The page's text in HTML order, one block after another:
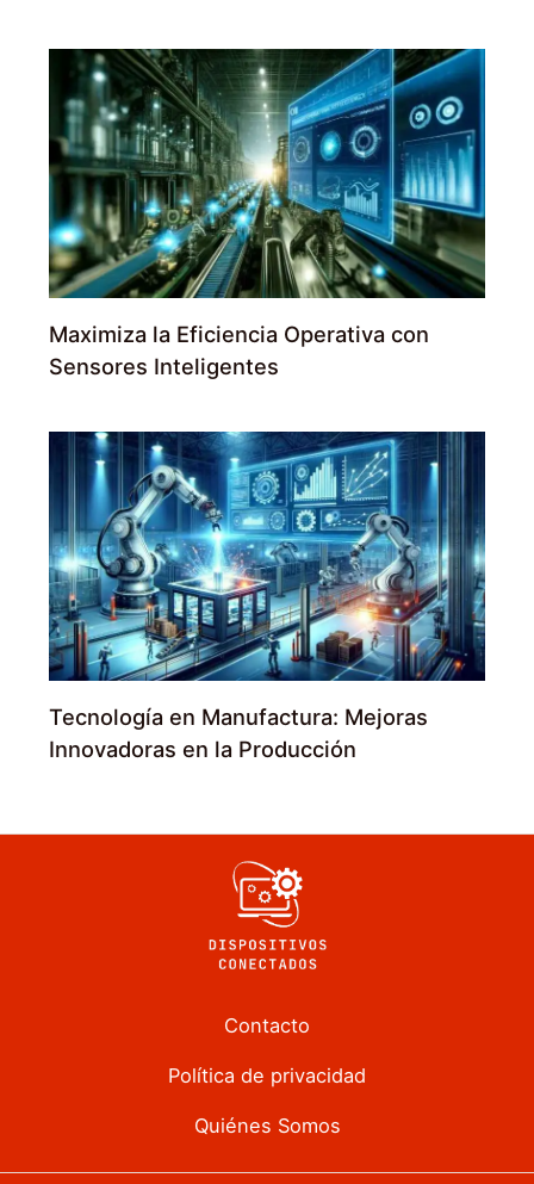
Maximiza la Eficiencia Operativa con
Sensores Inteligentes
Tecnología en Manufactura: Mejoras
Innovadoras en la Producción
Contacto
Política de privacidad
Quiénes Somos